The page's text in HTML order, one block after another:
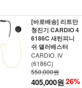
[바로배송] 리트만
청진기 CARDIO 4
6186C 새틴피니
쉬 앨러배스터
CARDIO. IV
(6186C)
550,000원
405,000원26%